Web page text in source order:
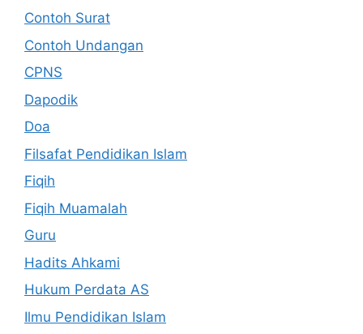
Contoh Surat
Contoh Undangan
CPNS
Dapodik
Doa
Filsafat Pendidikan Islam
Fiqih
Fiqih Muamalah
Guru
Hadits Ahkami
Hukum Perdata AS
Ilmu Pendidikan Islam